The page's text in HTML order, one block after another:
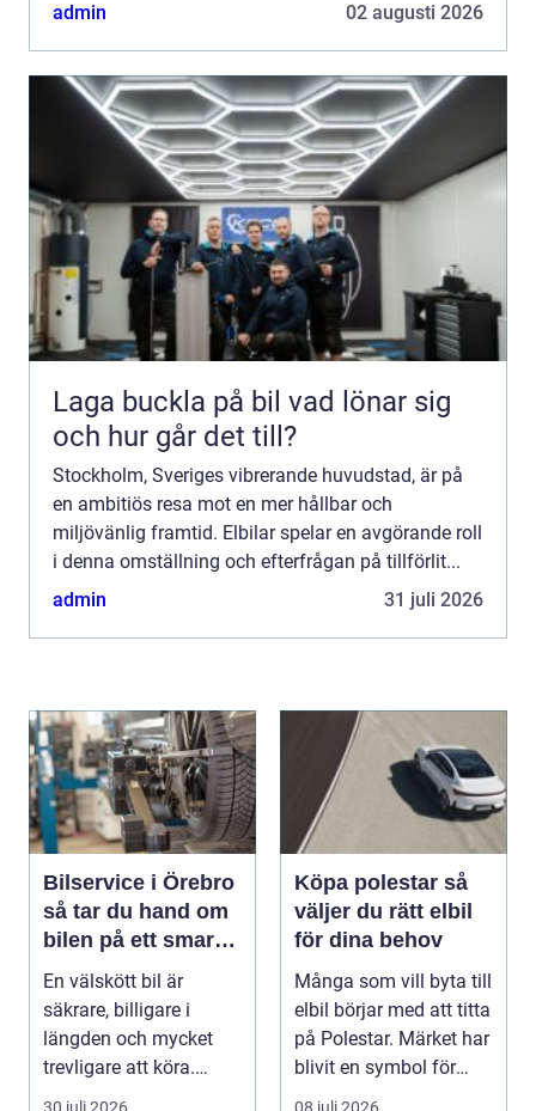
admin
02 augusti 2026
Laga buckla på bil vad lönar sig
och hur går det till?
Stockholm, Sveriges vibrerande huvudstad, är på
en ambitiös resa mot en mer hållbar och
miljövänlig framtid. Elbilar spelar en avgörande roll
i denna omställning och efterfrågan på tillförlit...
admin
31 juli 2026
Bilservice i Örebro
så tar du hand om
bilen på ett smart
sätt
En välskött bil är
säkrare, billigare i
längden och mycket
trevligare att köra.
Trots det väntar mån...
Köpa polestar så
väljer du rätt elbil
för dina behov
Många som vill byta till
elbil börjar med att titta
på Polestar. Märket har
blivit en symbol för
mod...